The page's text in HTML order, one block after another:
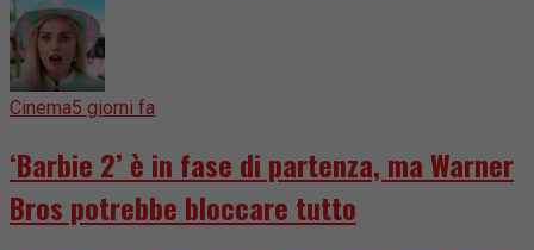
Cinema5 giorni fa
‘Barbie 2’ è in fase di partenza, ma Warner
Bros potrebbe bloccare tutto